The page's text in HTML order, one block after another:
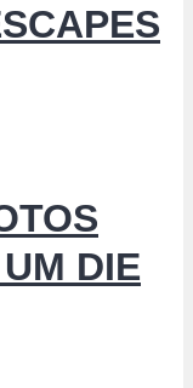
DIE